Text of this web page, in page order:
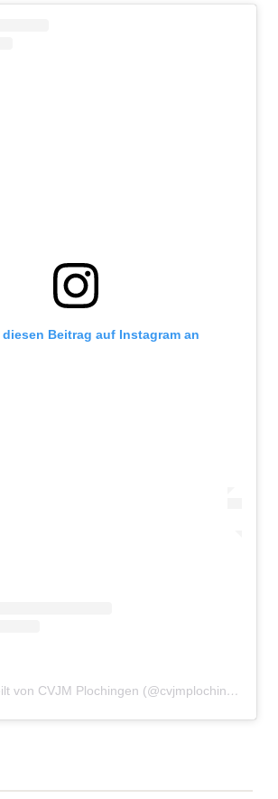
Beitrag auf Instagram an
Ein Beitrag geteilt von CVJM Plochingen (@cvjmplochingen)